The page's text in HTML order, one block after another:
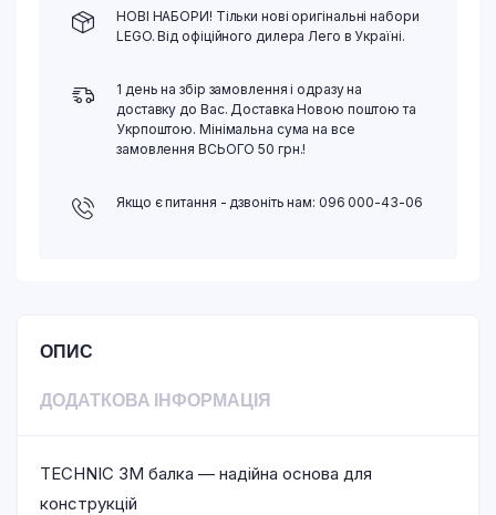
НОВІ НАБОРИ! Тільки нові оригінальні набори
LEGO. Від офіційного дилера Лего в Україні.
1 день на збір замовлення і одразу на
доставку до Вас. Доставка Новою поштою та
Укрпоштою. Мінімальна сума на все
замовлення ВСЬОГО 50 грн.!
Якщо є питання - дзвоніть нам: 096 000-43-06
ОПИС
ДОДАТКОВА ІНФОРМАЦІЯ
TECHNIC 3М балка — надійна основа для
конструкцій